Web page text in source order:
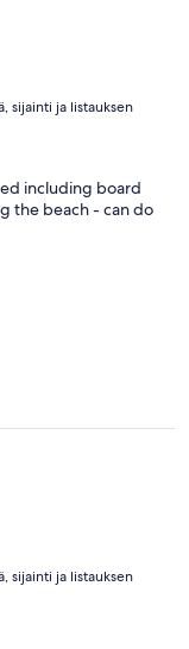
sijainti ja listauksen
including board
the beach - can do
sijainti ja listauksen